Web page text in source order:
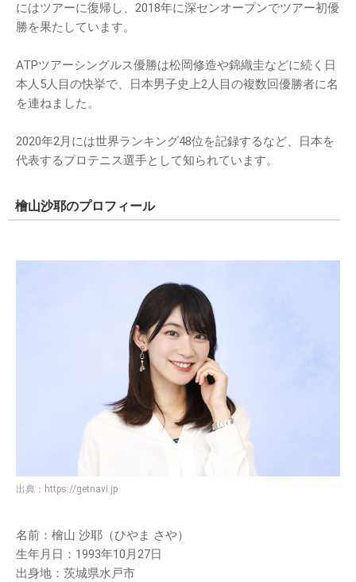
にはツアーに復帰し、2018年に深センオープンでツアー初優
勝を果たしています。
ATPツアーシングルス優勝は松岡修造や錦織圭などに続く日
本人5人目の快挙で、日本男子史上2人目の複数回優勝者に名
を連ねました。
2020年2月には世界ランキング48位を記録するなど、日本を
代表するプロテニス選手として知られています。
檜山沙耶のプロフィール
出典： https://getnavi.jp
名前：檜山 沙耶（ひやま さや）
生年月日：1993年10月27日
出身地：茨城県水戸市